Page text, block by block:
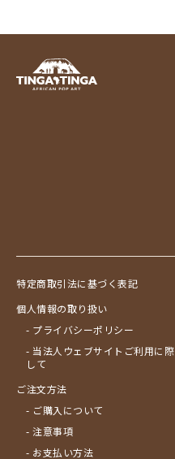
特定商取引法に基づく表記
個人情報の取り扱い
- プライバシーポリシー
- 当法人ウェブサイトご利用に際
して
ご注文方法
- ご購入について
- 注意事項
- お支払い方法